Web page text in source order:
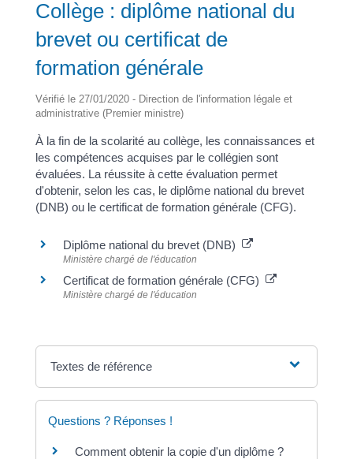
Collège : diplôme national du
brevet ou certificat de
formation générale
Vérifié le 27/01/2020 - Direction de l'information légale et
administrative (Premier ministre)
À la fin de la scolarité au collège, les connaissances et
les compétences acquises par le collégien sont
évaluées. La réussite à cette évaluation permet
d'obtenir, selon les cas, le diplôme national du brevet
(DNB) ou le certificat de formation générale (CFG).
Diplôme national du brevet (DNB)
Ministère chargé de l'éducation
Certificat de formation générale (CFG)
Ministère chargé de l'éducation
Textes de référence
Questions ? Réponses !
Comment obtenir la copie d'un diplôme ?